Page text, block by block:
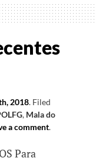
2018. Filed
, Mala do
a comment.
Para